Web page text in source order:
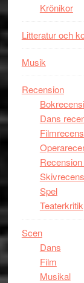
Krönikor
Litteratur och
Musik
Recension
Dans
Spel
Teaterkritik
Scen
Dans
Film
Musikal